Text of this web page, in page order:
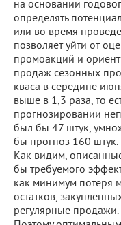
на основании
определять
или во время
позволяет уйти от
промоакций и
продаж сезонных
кваса в середине
выше в 1,3 раза, то
прогнозировании
был бы 47 штук,
бы прогноз 160 штук.
Как видим,
бы требуемого
как минимум потеря
остатков,
регулярные продажи.